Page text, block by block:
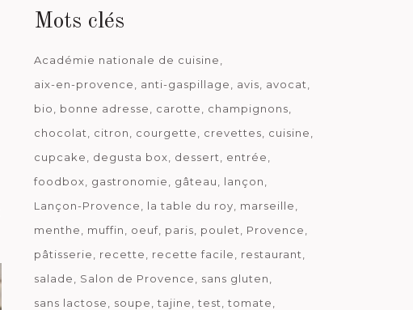
Mots clés
Académie nationale de cuisine
aix-en-provence
anti-gaspillage avis
avocat
bio
bonne adresse carotte
champignons
chocolat
citron courgette crevettes
cuisine
cupcake
degusta box dessert
entrée
foodbox
gastronomie gâteau
lançon
Lançon-Provence
la table du roy
marseille
menthe
muffin oeuf paris poulet
Provence
pâtisserie
recette recette facile
restaurant
salade
Salon de Provence
sans gluten
sans lactose
soupe tajine test
tomate